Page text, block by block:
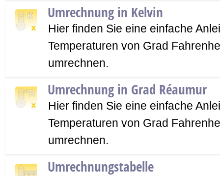
Umrechnung in Kelvin
Hier finden Sie eine einfache
Temperaturen von Grad
umrechnen.
Umrechnung in Grad Réaumur
Hier finden Sie eine einfache
Temperaturen von Grad
umrechnen.
Umrechnungstabelle